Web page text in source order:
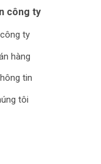
công ty
ty
hàng
tin
tôi